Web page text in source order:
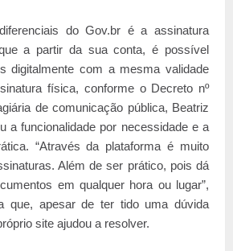
do Gov.br é a assinatura
a partir da sua conta, é possível
digitalmente com a mesma validade
física, conforme o Decreto nº
de comunicação pública, Beatriz
a funcionalidade por necessidade e a
“Através da plataforma é muito
Além de ser prático, pois dá
em qualquer hora ou lugar”,
que, apesar de ter tido uma dúvida
site ajudou a resolver.